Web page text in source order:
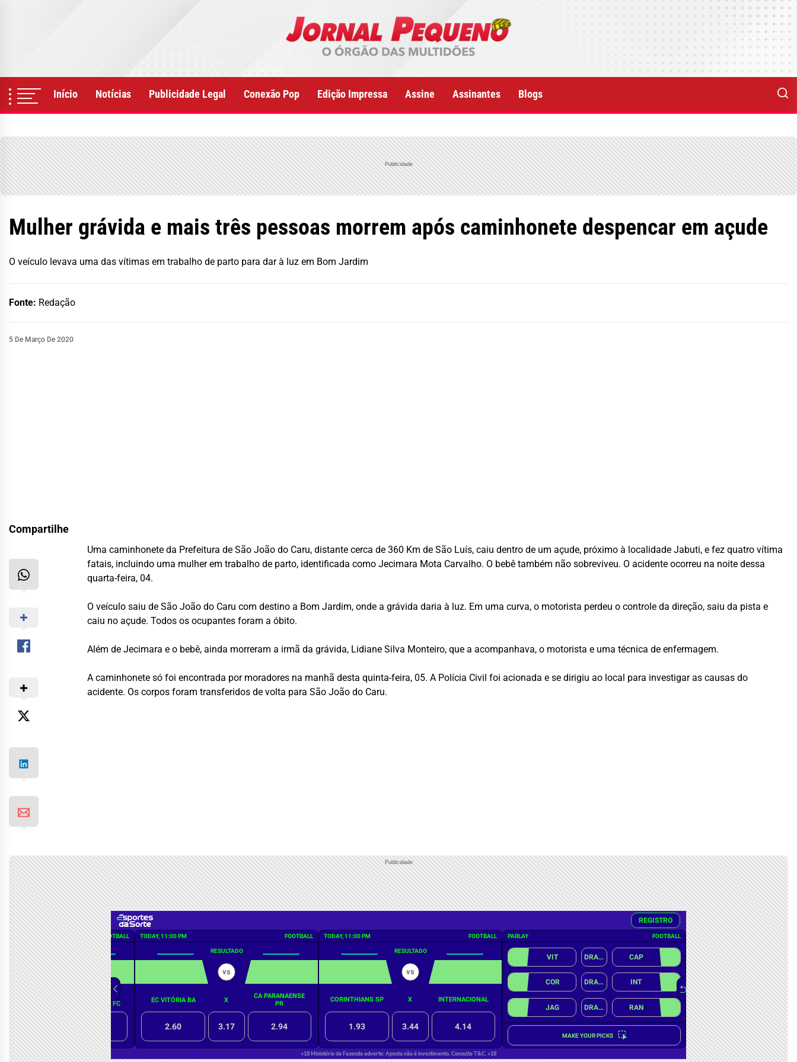
Início Notícias Publicidade Legal Conexão Pop Edição Impressa Assine Assinantes Blogs
Publicidade
Mulher grávida e mais três pessoas morrem após caminhonete despencar em açude
O veículo levava uma das vítimas em trabalho de parto para dar à luz em Bom Jardim
Fonte: Redação
5 De Março De 2020
Compartilhe
Uma caminhonete da Prefeitura de São João do Caru, distante cerca de 360 Km de São Luís, caiu dentro de um açude, próximo à localidade Jabuti, e fez quatro vítima
fatais, incluindo uma mulher em trabalho de parto, identificada como Jecimara Mota Carvalho. O bebê também não sobreviveu. O acidente ocorreu na noite dessa
quarta-feira, 04.
O veículo saiu de São João do Caru com destino a Bom Jardim, onde a grávida daria à luz. Em uma curva, o motorista perdeu o controle da direção, saiu da pista e
caiu no açude. Todos os ocupantes foram a óbito.
Além de Jecimara e o bebê, ainda morreram a irmã da grávida, Lidiane Silva Monteiro, que a acompanhava, o motorista e uma técnica de enfermagem.
A caminhonete só foi encontrada por moradores na manhã desta quinta-feira, 05. A Polícia Civil foi acionada e se dirigiu ao local para investigar as causas do
acidente. Os corpos foram transferidos de volta para São João do Caru.
Publicidade